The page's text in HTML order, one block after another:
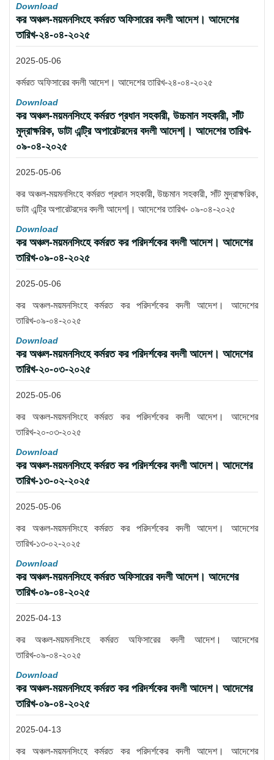
Download
কর অঞ্চল-ময়মনসিংহে কর্মরত অফিসারের বদলী আদেশ। আদেশের
তারিখ-২৪-০৪-২০২৫
2025-05-06
কর্মরত অফিসারের বদলী আদেশ। আদেশের তারিখ-২৪-০৪-২০২৫
Download
কর অঞ্চল-ময়মনসিংহে কর্মরত প্রধান সহকারী, উচ্চমান সহকারী, সাঁট
মুদ্রাক্ষরিক, ডাটা এন্ট্রি অপারেটরদের বদলী আদেশ|। আদেশের তারিখ-
০৯-০৪-২০২৫
2025-05-06
কর অঞ্চল-ময়মনসিংহে কর্মরত প্রধান সহকারী, উচ্চমান সহকারী, সাঁট মুদ্রাক্ষরিক,
ডাটা এন্ট্রি অপারেটরদের বদলী আদেশ|। আদেশের তারিখ- ০৯-০৪-২০২৫
Download
কর অঞ্চল-ময়মনসিংহে কর্মরত কর পরিদর্শকের বদলী আদেশ। আদেশের
তারিখ-০৯-০৪-২০২৫
2025-05-06
কর অঞ্চল-ময়মনসিংহে কর্মরত কর পরিদর্শকের বদলী আদেশ। আদেশের
তারিখ-০৯-০৪-২০২৫
Download
কর অঞ্চল-ময়মনসিংহে কর্মরত কর পরিদর্শকের বদলী আদেশ। আদেশের
তারিখ-২০-০৩-২০২৫
2025-05-06
কর অঞ্চল-ময়মনসিংহে কর্মরত কর পরিদর্শকের বদলী আদেশ। আদেশের
তারিখ-২০-০৩-২০২৫
Download
কর অঞ্চল-ময়মনসিংহে কর্মরত কর পরিদর্শকের বদলী আদেশ। আদেশের
তারিখ-১৩-০২-২০২৫
2025-05-06
কর অঞ্চল-ময়মনসিংহে কর্মরত কর পরিদর্শকের বদলী আদেশ। আদেশের
তারিখ-১৩-০২-২০২৫
Download
কর অঞ্চল-ময়মনসিংহে কর্মরত অফিসারের বদলী আদেশ। আদেশের
তারিখ-০৯-০৪-২০২৫
2025-04-13
কর অঞ্চল-ময়মনসিংহে কর্মরত অফিসারের বদলী আদেশ। আদেশের
তারিখ-০৯-০৪-২০২৫
Download
কর অঞ্চল-ময়মনসিংহে কর্মরত কর পরিদর্শকের বদলী আদেশ। আদেশের
তারিখ-০৯-০৪-২০২৫
2025-04-13
কর অঞ্চল-ময়মনসিংহে কর্মরত কর পরিদর্শকের বদলী আদেশ। আদেশের